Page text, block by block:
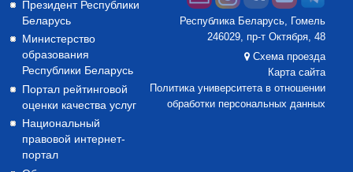
Президент Республики
Беларусь
Министерство
образования
Республики Беларусь
Портал рейтинговой
оценки качества услуг
Национальный
правовой интернет-
портал
Республика Беларусь, Гомель
246029, пр-т Октября, 48
Схема проезда
Карта сайта
Политика университета в отношении
обработки персональных данных